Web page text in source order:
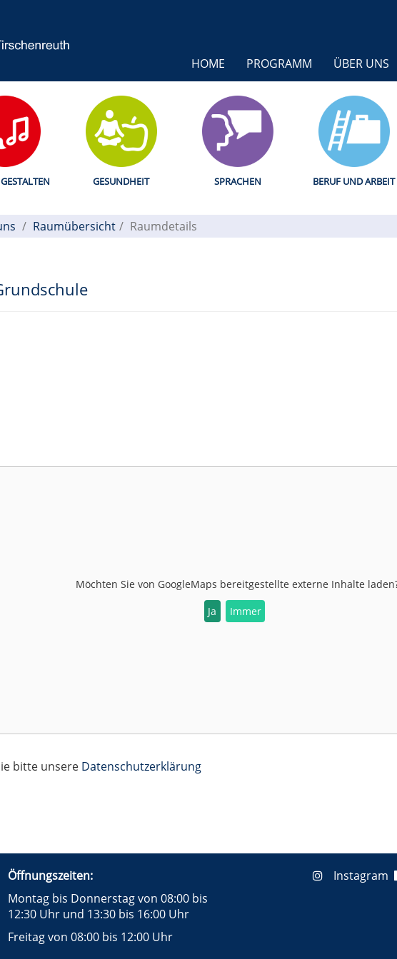
HOME PROGRAMM ÜBER UNS
GESUNDHEIT SPRACHEN BERUF UND ARBEIT
Raumübersicht Raumdetails
Möchten Sie von GoogleMaps bereitgestellte externe Inhalte
Ja
Immer
bitte unsere Datenschutzerklärung
Öffnungszeiten:
Montag bis Donnerstag von 08:00 bis
12:30 Uhr und 13:30 bis 16:00 Uhr
Freitag von 08:00 bis 12:00 Uhr
Instagram